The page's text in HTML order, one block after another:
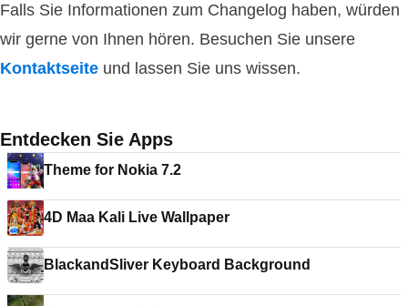
Falls Sie Informationen zum Changelog haben, würden
wir gerne von Ihnen hören. Besuchen Sie unsere
Kontaktseite und lassen Sie uns wissen.
Entdecken Sie Apps
Theme for Nokia 7.2
4D Maa Kali Live Wallpaper
BlackandSliver Keyboard Background